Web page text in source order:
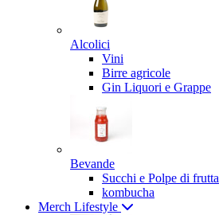
Alcolici
Vini
Birre agricole
Gin Liquori e Grappe
Bevande
Succhi e Polpe di frutta
kombucha
Merch Lifestyle